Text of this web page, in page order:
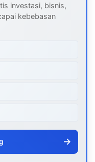
investasi, bisnis,
kebebasan
→